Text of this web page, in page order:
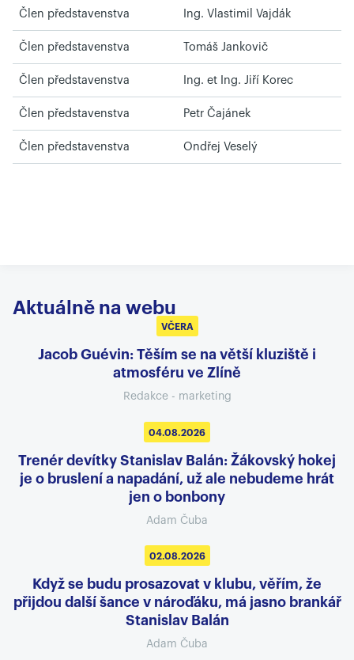
Člen představenstva Ing. Vlastimil Vajdák
Člen představenstva Tomáš Jankovič
Člen představenstva Ing. et Ing. Jiří Korec
Člen představenstva Petr Čajánek
Člen představenstva Ondřej Veselý
Aktuálně na webu
VČERA
Jacob Guévin: Těším se na větší kluziště i
atmosféru ve Zlíně
Redakce - marketing
04.08.2026
Trenér devítky Stanislav Balán: Žákovský hokej
je o bruslení a napadání, už ale nebudeme hrát
jen o bonbony
Adam Čuba
02.08.2026
Když se budu prosazovat v klubu, věřím, že
přijdou další šance v nároďáku, má jasno brankář
Stanislav Balán
Adam Čuba